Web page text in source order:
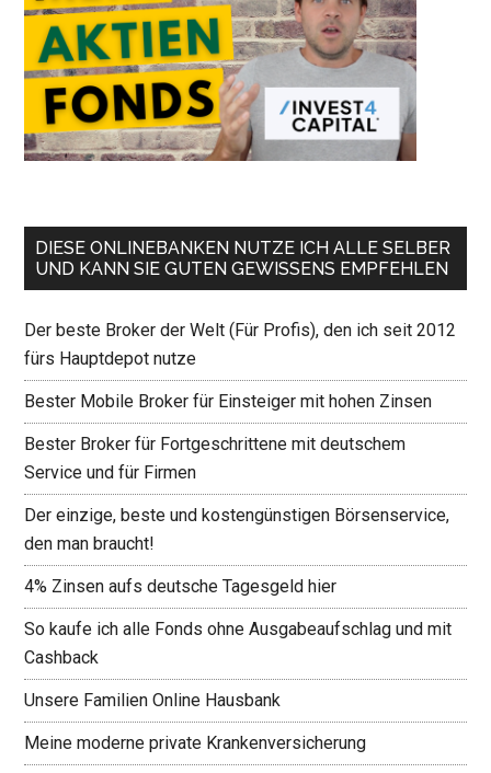
DIESE ONLINEBANKEN NUTZE ICH ALLE SELBER
UND KANN SIE GUTEN GEWISSENS EMPFEHLEN
Der beste Broker der Welt (Für Profis), den ich seit 2012
fürs Hauptdepot nutze
Bester Mobile Broker für Einsteiger mit hohen Zinsen
Bester Broker für Fortgeschrittene mit deutschem
Service und für Firmen
Der einzige, beste und kostengünstigen Börsenservice,
den man braucht!
4% Zinsen aufs deutsche Tagesgeld hier
So kaufe ich alle Fonds ohne Ausgabeaufschlag und mit
Cashback
Unsere Familien Online Hausbank
Meine moderne private Krankenversicherung